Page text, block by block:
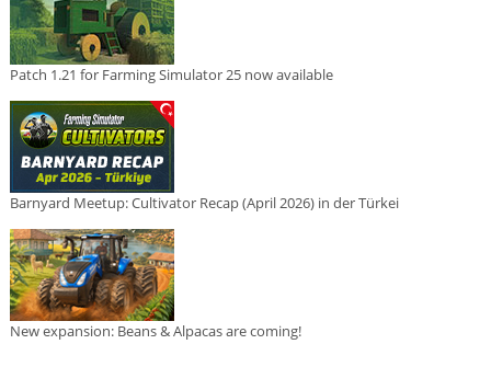
Patch 1.21 for Farming Simulator 25 now available
Barnyard Meetup: Cultivator Recap (April 2026) in der Türkei
New expansion: Beans & Alpacas are coming!